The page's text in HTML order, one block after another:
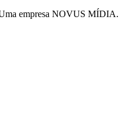
empresa NOVUS MÍDIA.